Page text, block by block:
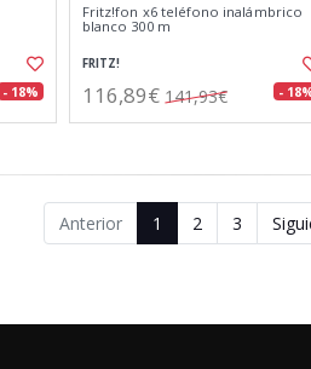
- 18%
Fritz!fon x6 teléfono inalámbrico
blanco 300 m
FRITZ!
116,89€ 141,93€ -
Anterior 1 2 3